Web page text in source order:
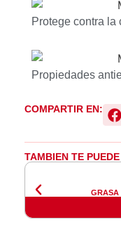
Protege contra la
Propiedades
COMPARTIR EN:
TAMBIEN TE
GRASA